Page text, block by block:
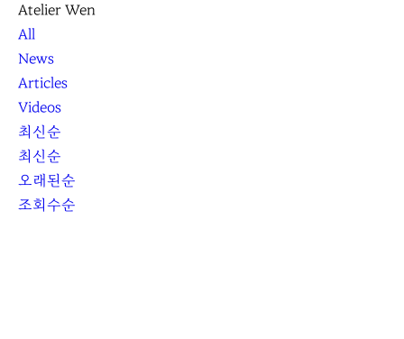
Atelier Wen
All
News
Articles
Videos
최신순
최신순
오래된순
조회수순